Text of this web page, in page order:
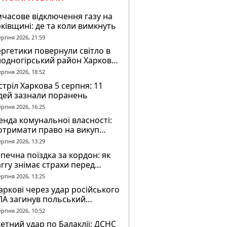
відключення газу на
де та коли вимкнуть
2026, 21:59
повернули світло в
район Харкова
ворожого обстрілу
2026, 18:52
Харкова 5 серпня: 11
зазнали поранень
2026, 16:25
комунальної власності:
право на викуп
2026, 13:29
поїздка за кордон: як
знімає страхи перед
дорогою
2026, 13:25
через удар російського
загинув польський
Марек Русек-
2026, 10:52
удар по Балаклії: ДСНС